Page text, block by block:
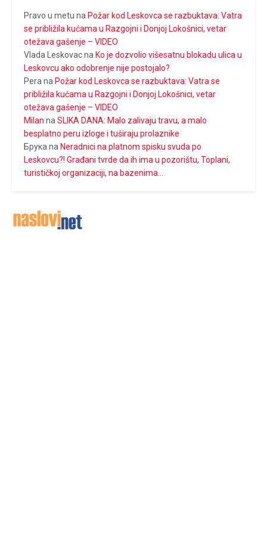
Pravo u metu na Požar kod Leskovca se razbuktava: Vatra
se približila kućama u Razgojni i Donjoj Lokošnici, vetar
otežava gašenje – VIDEO
Vlada Leskovacna Ko je dozvolio višesatnu blokadu ulica u
Leskovcu ako odobrenje nije postojalo?
Pera na Požar kod Leskovca se razbuktava: Vatra se
približila kućama u Razgojni i Donjoj Lokošnici, vetar
otežava gašenje – VIDEO
Milan na SLIKA DANA: Malo zalivaju travu, a malo
besplatno peru izloge i tuširaju prolaznike
Брука na Neradnici na platnom spisku svuda po
Leskovcu?! Građani tvrde da ih ima u pozorištu, Toplani,
turističkoj organizaciji, na bazenima…